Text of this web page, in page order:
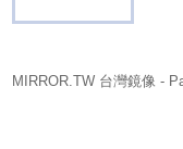
MIRROR.TW 台灣鏡像 -